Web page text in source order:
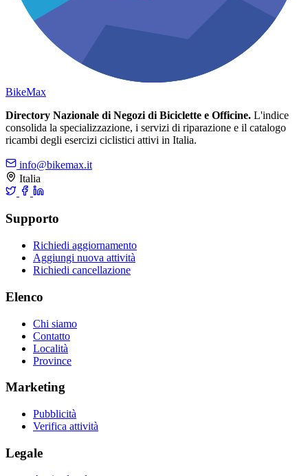
BikeMax
Directory Nazionale di Negozi di Biciclette e Officine. L'indice
consolida la specializzazione, i servizi di riparazione e il catalogo
ricambi degli esercizi ciclistici attivi in Italia.
info@bikemax.it
Italia
Supporto
Richiedi aggiornamento
Aggiungi nuova attività
Richiedi cancellazione
Elenco
Chi siamo
Contatto
Località
Province
Marketing
Pubblicità
Verifica attività
Legale